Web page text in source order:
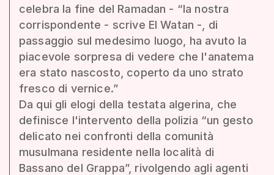
celebra la fine del Ramadan - “la nostra
corrispondente - scrive El Watan -, di
passaggio sul medesimo luogo, ha avuto la
piacevole sorpresa di vedere che l'anatema
era stato nascosto, coperto da uno strato
fresco di vernice.”
Da qui gli elogi della testata algerina, che
definisce l'intervento della polizia “un gesto
delicato nei confronti della comunità
musulmana residente nella località di
Bassano del Grappa”, rivolgendo agli agenti